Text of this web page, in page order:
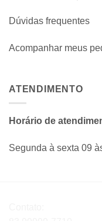
Dúvidas frequentes
Acompanhar meus
ATENDIMENTO
Horário de
Segunda à sexta 09